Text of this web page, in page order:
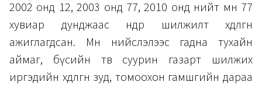
2002 онд 12, 2003 онд 77, 2010 онд нийт мөн 77
хувиар дунджаас өндөр шилжилт хөдөлгөөн
ажиглагдсан. Мөн нийслэлээс гадна тухайн
аймаг, бүсийн төв суурин газарт шилжих
иргэдийн хөдөлгөөн зуд, томоохон гамшгийн дараа